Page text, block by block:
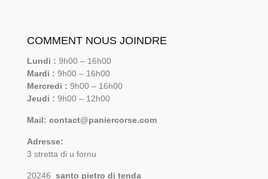
COMMENT NOUS JOINDRE
Lundi : 9h00 – 16h00
Mardi : 9h00 – 16h00
Mercredi : 9h00 – 16h00
Jeudi : 9h00 – 12h00
Mail: contact@paniercorse.com
Adresse:
3 stretta di u fornu
20246 santo pietro di tenda